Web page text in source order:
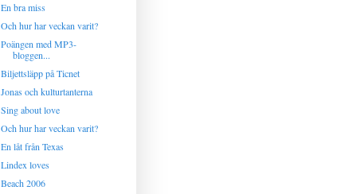
En bra miss
Och hur har veckan varit?
Poängen med MP3-
bloggen...
Biljettsläpp på Ticnet
Jonas och kulturtanterna
Sing about love
Och hur har veckan varit?
En låt från Texas
Lindex loves
Beach 2006